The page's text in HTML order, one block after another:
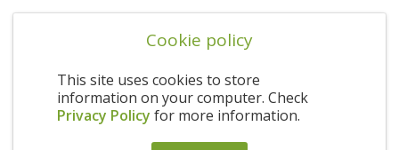
Cookie policy
This site uses cookies to store
information on your computer. Check
Privacy Policy for more information.